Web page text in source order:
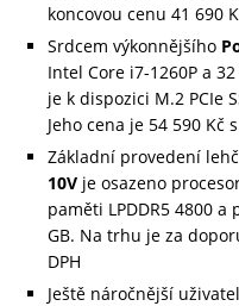
koncovou cenu 41 690
Srdcem výkonnějšího
Intel Core i7-1260P a
je k dispozici M.2 PCIe
Jeho cena je 54 590 Kč
Základní provedení
10V je osazeno
paměti LPDDR5 4800 a
GB. Na trhu je za
DPH
Ještě náročnější